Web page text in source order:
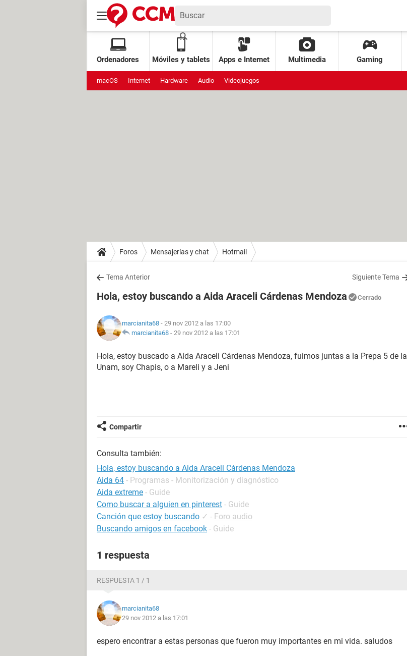
Ordenadores Móviles y tablets Apps e Internet Multimedia Gaming
macOS Internet Hardware Audio Videojuegos
Foros Mensajerías y chat Hotmail
Tema Anterior Siguiente Tema
Hola, estoy buscando a Aida Araceli Cárdenas Mendoza Cerrado
marcianita68 - 29 nov 2012 a las 17:00
marcianita68 - 29 nov 2012 a las 17:01
Hola, estoy buscado a Aída Araceli Cárdenas Mendoza, fuimos juntas a la Prepa 5 de la
Unam, soy Chapis, o a Mareli y a Jeni
Compartir
Consulta también:
Hola, estoy buscando a Aida Araceli Cárdenas Mendoza
Aida 64 - Programas - Monitorización y diagnóstico
Aida extreme - Guide
Como buscar a alguien en pinterest - Guide
Canción que estoy buscando ✓ - Foro audio
Buscando amigos en facebook - Guide
1 respuesta
RESPUESTA 1 / 1
marcianita68
29 nov 2012 a las 17:01
espero encontrar a estas personas que fueron muy importantes en mi vida. saludos